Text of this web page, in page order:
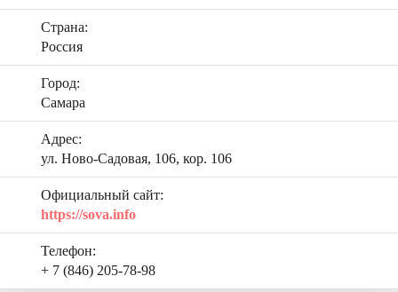
Страна:
Россия
Город:
Самара
Адрес:
ул. Ново-Садовая, 106, кор. 106
Официальный сайт:
https://sova.info
Телефон:
+ 7 (846) 205-78-98